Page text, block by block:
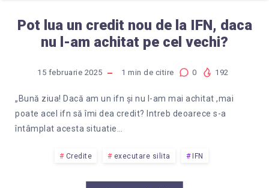
Pot lua un credit nou de la IFN, daca
nu l-am achitat pe cel vechi?
15 februarie 2025 1 min de citire 0 192
„Bună ziua! Dacă am un ifn și nu l-am mai achitat ,mai
poate acel ifn să îmi dea credit? Intreb deoarece s-a
întâmplat acesta situatie…
Credite executare silita IFN